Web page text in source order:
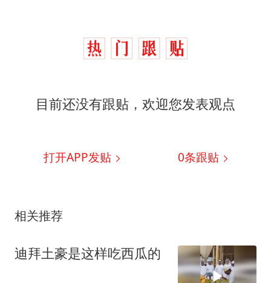
目前还没有跟贴，欢迎您发表观点
打开APP发贴 0条跟贴
相关推荐
迪拜土豪是这样吃西瓜的